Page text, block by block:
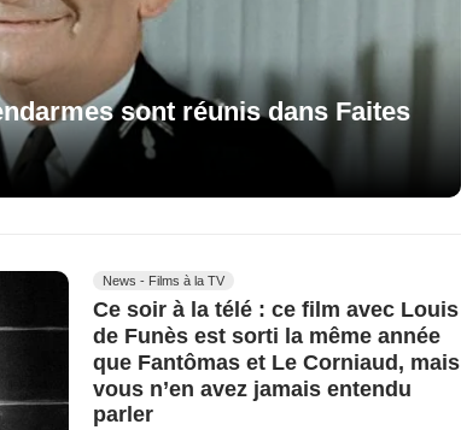
sont réunis dans Faites
News - Films à la TV
Ce soir à la télé : ce film avec Louis
de Funès est sorti la même année
que Fantômas et Le Corniaud, mais
vous n’en avez jamais entendu
parler